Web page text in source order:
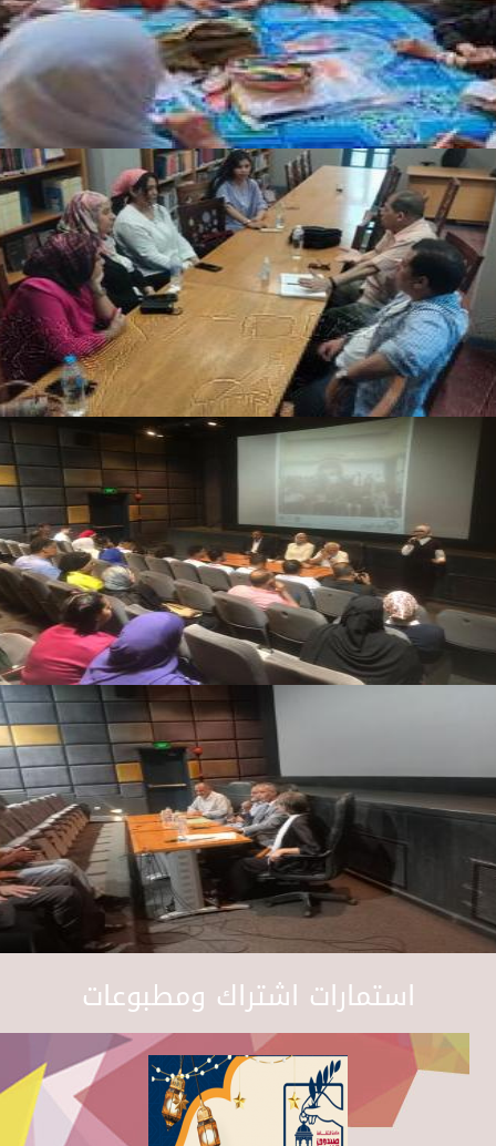
استمارات اشتراك ومطبوعات